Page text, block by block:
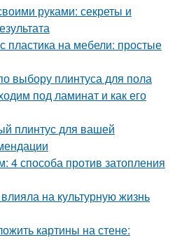
руками: секреты и
пластика на мебели: простые
выбору плинтуса для пола
под ламинат и как его
плинтус для вашей
4 способа против затопления
на культурную жизнь
картины на стене: